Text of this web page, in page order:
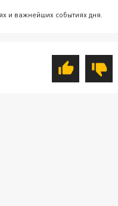
и важнейших событиях дня.